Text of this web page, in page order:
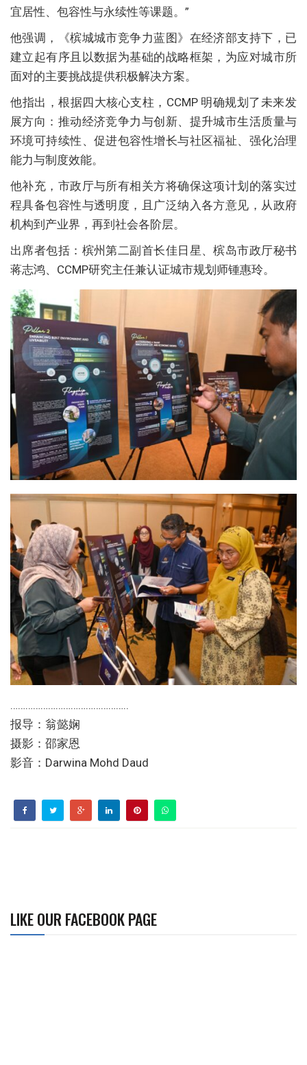
宜居性、包容性与永续性等课题。”
他强调，《槟城城市竞争力蓝图》在经济部支持下，已
建立起有序且以数据为基础的战略框架，为应对城市所
面对的主要挑战提供积极解决方案。
他指出，根据四大核心支柱，CCMP 明确规划了未来发
展方向：推动经济竞争力与创新、提升城市生活质量与
环境可持续性、促进包容性增长与社区福祉、强化治理
能力与制度效能。
他补充，市政厅与所有相关方将确保这项计划的落实过
程具备包容性与透明度，且广泛纳入各方意见，从政府
机构到产业界，再到社会各阶层。
出席者包括：槟州第二副首长佳日星、槟岛市政厅秘书
蒋志鸿、CCMP研究主任兼认证城市规划师锺惠玲。
………………………………………..
报导：翁懿娴
摄影：邵家恩
影音：Darwina Mohd Daud
LIKE OUR FACEBOOK PAGE